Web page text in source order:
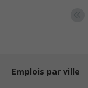
Emplois par ville